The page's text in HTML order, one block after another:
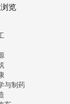
览
与制药